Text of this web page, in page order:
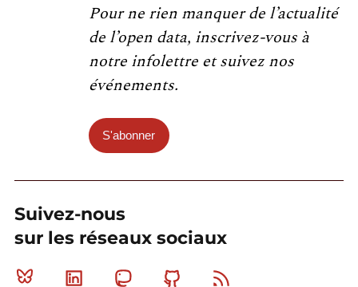
Pour ne rien manquer de l’actualité
de l’open data, inscrivez-vous à
notre infolettre et suivez nos
événements.
S'abonner
Suivez-nous
sur les réseaux sociaux
Bluesky Linkedin MastodonGithub